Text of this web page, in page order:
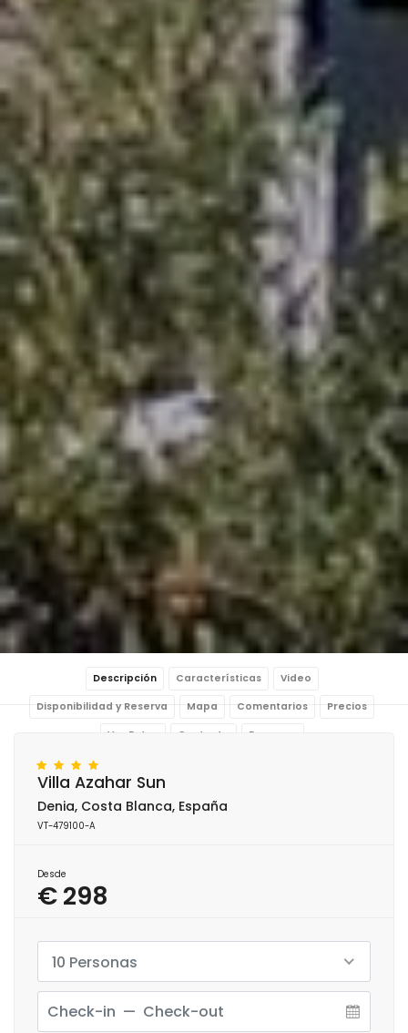
Descripción Características Video
Disponibilidad y Reserva Mapa Comentarios Precios
Ver Fotos Contacto Reservar
Villa Azahar Sun
Denia, Costa Blanca, España
VT-479100-A
Desde
€ 298
10 Personas